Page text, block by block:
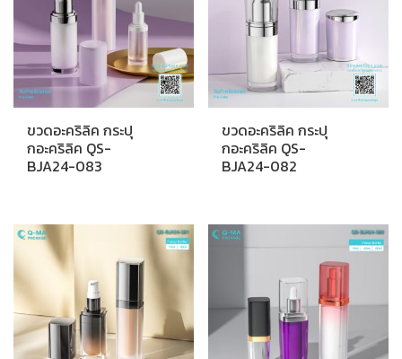
ขวดอะคริลิค กระปุ
กอะคริลิค QS-
BJA24-083
ขวดอะคริลิค กระปุ
กอะคริลิค QS-
BJA24-082